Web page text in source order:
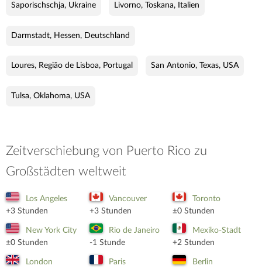
Saporischschja, Ukraine Livorno, Toskana, Italien
Darmstadt, Hessen, Deutschland
Loures, Região de Lisboa, Portugal San Antonio, Texas, USA
Tulsa, Oklahoma, USA
Zeitverschiebung von Puerto Rico zu
Großstädten weltweit
Los Angeles
+3 Stunden
Vancouver
+3 Stunden
Toronto
±0 Stunden
New York City
±0 Stunden
Rio de Janeiro
-1 Stunde
Mexiko-Stadt
+2 Stunden
London
Paris
Berlin